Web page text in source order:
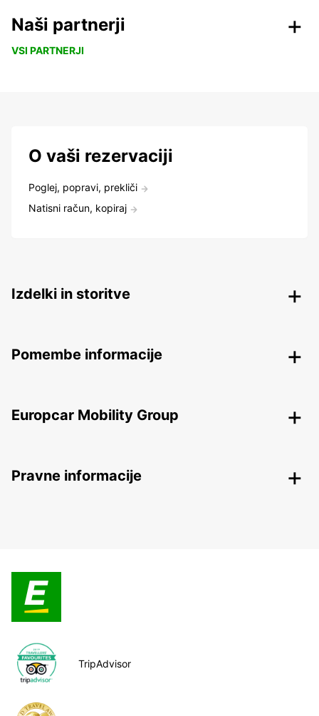
Naši partnerji
VSI PARTNERJI
O vaši rezervaciji
Poglej, popravi, prekliči
Natisni račun, kopiraj
Izdelki in storitve
Pomembe informacije
Europcar Mobility Group
Pravne informacije
TripAdvisor